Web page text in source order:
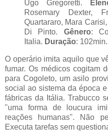
Ugo Gregoretti.
Rosemary Dexter,
Quartararo, Mara
Di Pinto. Gênero:
Italia. Duração: 102min.
O operário imita aquilo que
fumar. Os médicos cogitam
para Cogoleto, um asilo
social ao sistema da época
fábricas da Itália. Trabucco
"uma forma de loucura
reações humanas". Não
Executa tarefas sem